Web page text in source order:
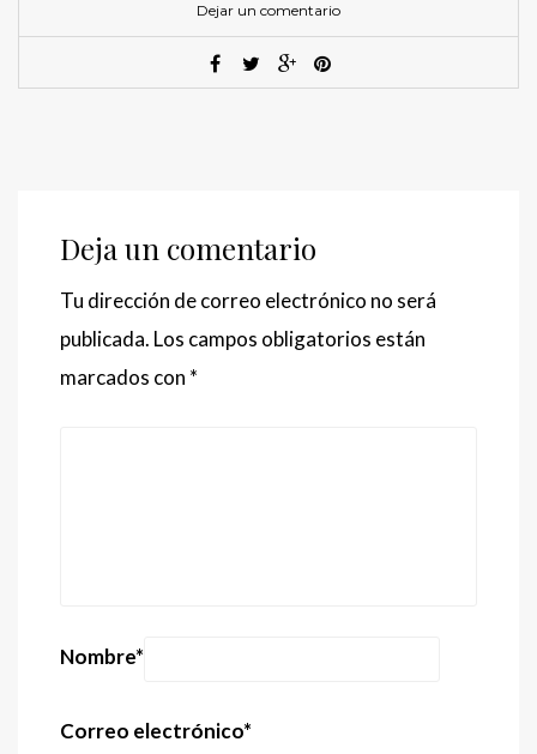
Dejar un comentario
Deja un comentario
Tu dirección de correo electrónico no será
publicada. Los campos obligatorios están
marcados con *
Nombre*
Correo electrónico*